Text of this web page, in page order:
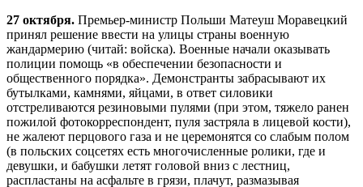
27 октября. Премьер-министр Польши Матеуш Моравецкий
принял решение ввести на улицы страны военную
жандармерию (читай: войска). Военные начали оказывать
полиции помощь «в обеспечении безопасности и
общественного порядка». Демонстранты забрасывают их
бутылками, камнями, яйцами, в ответ силовики
отстреливаются резиновыми пулями (при этом, тяжело ранен
пожилой фотокорреспондент, пуля застряла в лицевой кости),
не жалеют перцового газа и не церемонятся со слабым полом
(в польских соцсетях есть многочисленные ролики, где и
девушки, и бабушки летят головой вниз с лестниц,
распластаны на асфальте в грязи, плачут, размазывая